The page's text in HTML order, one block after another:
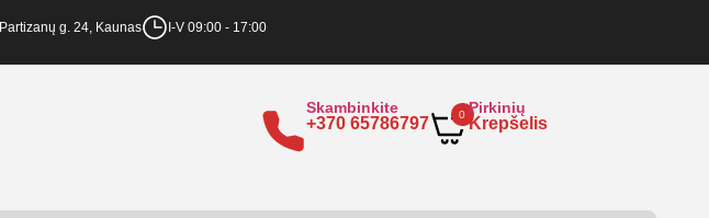
Partizanų g. 24, Kaunas I-V 09:00 - 17:00
Skambinkite
+370 65786797 0 Pirkinių
Krepšelis